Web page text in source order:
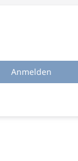
Anmelden